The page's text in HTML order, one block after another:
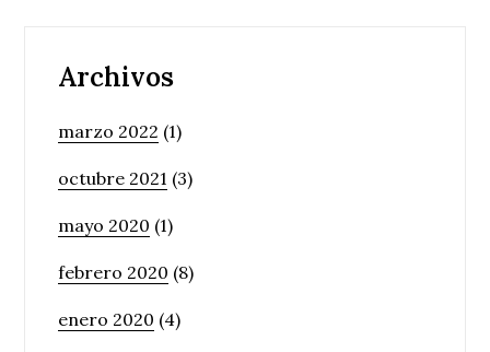
Archivos
marzo 2022 (1)
octubre 2021 (3)
mayo 2020 (1)
febrero 2020 (8)
enero 2020 (4)